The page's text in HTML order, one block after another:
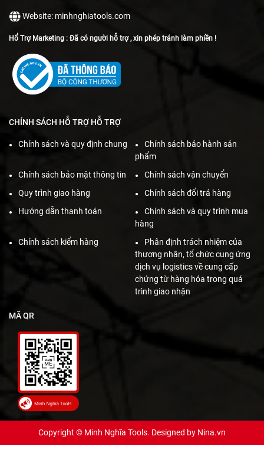
Website: minhnghiatools.com
Hổ Trợ Marketing : Đã có người hỗ trợ , xin phép tránh làm phiền !
CHÍNH SÁCH HỖ TRỢ HỖ TRỢ
Chính sách và quy định chung
Chính sách bảo hành sản
phẩm
Chính sách bảo mật thông tin
Chính sách vận chuyển
Quy trình giao hàng
Chính sách đổi trả hàng
Hướng dẫn thanh toán
Chính sách và quy trình mua
hàng
Chính sách kiểm hàng
Phân định trách nhiệm của
thương nhân, tổ chức cung ứng
dịch vụ logistics về cung cấp
chứng từ hàng hóa trong quá
trình giao nhận
MÃ QR
Copyright © Minh Nghĩa Tools. Designed by Nina.vn